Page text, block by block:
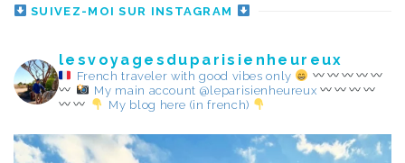
SUIVEZ-MOI SUR INSTAGRAM
lesvoyagesduparisienheureux
French traveler with good vibes only
My main account @leparisienheureux
My blog here (in french)